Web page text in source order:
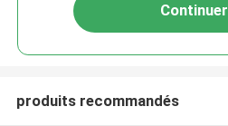
Continuer
produits recommandés